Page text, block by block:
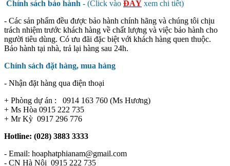
Chính sách bảo hành - (Click vào ĐÂY xem chi tiết)
- Các sản phẩm đều được bảo hành chính hãng và chúng tôi chịu
trách nhiệm trước khách hàng về chất lượng và việc bảo hành cho
người tiêu dùng. Có ưu đãi đặc biệt với khách hàng quen thuộc.
Bảo hành tại nhà, trả lại hàng sau 24h.
Chính sách đặt hàng, mua hàng
- Nhận đặt hàng qua điện thoại
+ Phòng dự án : 0914 163 760 (Ms Hương)
+ Ms Hòa 0915 222 735
+ Mr Kỳ 0917 296 776
Hotline: (028) 3883 3333
- Email: hoaphatphianam@gmail.com
- CN Hà Nội 0915 222 735